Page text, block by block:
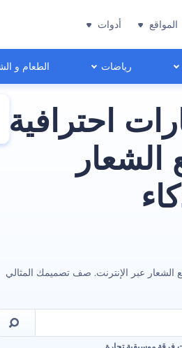
رياضات الطعام و
المواقع أدوات
احترافية
الشعار
عبر الإنترنت. صف تصميمك المثالي